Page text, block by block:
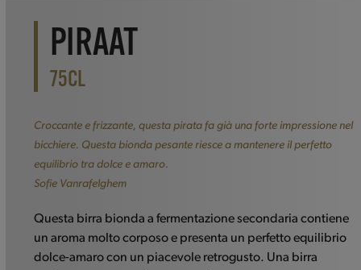
PIRAAT
75CL
Croccante e frizzante, questa pirata fa già una forte impressione nel
bicchiere. Questa bionda pesante riesce a mantenere il perfetto
equilibrio tra dolce e amaro.
Sofie Vanrafelghem
Questa birra bionda a fermentazione secondaria contiene
un aroma molto corposo e presenta un perfetto equilibrio
dolce-amaro con un piacevole retrogusto. Una birra